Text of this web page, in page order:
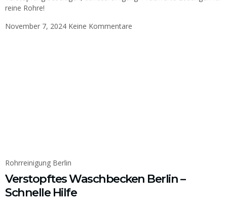
reine Rohre!
November 7, 2024 Keine Kommentare
Rohrreinigung Berlin
Verstopftes Waschbecken Berlin –
Schnelle Hilfe